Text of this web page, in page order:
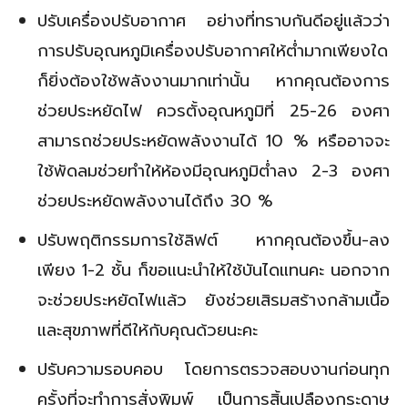
ปรับเครื่องปรับอากาศ อย่างที่ทราบกันดีอยู่แล้วว่า
การปรับอุณหภูมิเครื่องปรับอากาศให้ต่ำมากเพียงใด
ก็ยิ่งต้องใช้พลังงานมากเท่านั้น หากคุณต้องการ
ช่วยประหยัดไฟ ควรตั้งอุณหภูมิที่ 25-26 องศา
สามารถช่วยประหยัดพลังงานได้ 10 % หรืออาจจะ
ใช้พัดลมช่วยทำให้ห้องมีอุณหภูมิต่ำลง 2-3 องศา
ช่วยประหยัดพลังงานได้ถึง 30 %
ปรับพฤติกรรมการใช้ลิฟต์ หากคุณต้องขึ้น-ลง
เพียง 1-2 ชั้น ก็ขอแนะนำให้ใช้บันไดแทนคะ นอกจาก
จะช่วยประหยัดไฟแล้ว ยังช่วยเสิรมสร้างกล้ามเนื้อ
และสุขภาพที่ดีให้กับคุณด้วยนะคะ
ปรับความรอบคอบ โดยการตรวจสอบงานก่อนทุก
ครั้งที่จะทำการสั่งพิมพ์ เป็นการสิ้นเปลืองกระดาษ